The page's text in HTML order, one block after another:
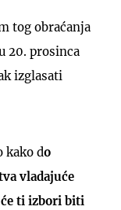
tog obraćanja
20. prosinca
izglasati
kako do
vladajuće
će ti izbori biti